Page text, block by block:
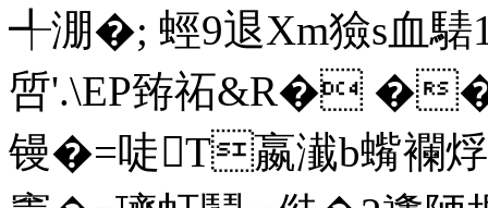
╃淜�; 蛵9退Xm獫s血騞
啠'.\EP臶祏&R� �
镘�=唗T嬴瀐b蟕襴